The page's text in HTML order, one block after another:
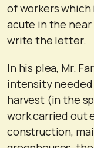
of workers
acute in the
write the letter.
In his plea, Mr.
intensity
harvest (in the
work carried out
construction,